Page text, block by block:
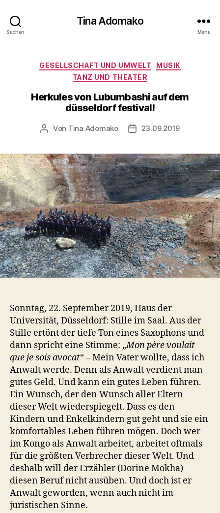
Suchen
Tina Adomako
Menü
Kategorien
GESELLSCHAFT UND UMWELT
MUSIK
TANZ UND THEATER
Herkules von Lubumbashi auf dem
düsseldorf festival!
Beitragsautor
Von Tina Adomako Veröffentlichungsdatum
23.09.2019
Sonntag, 22. September 2019, Haus der
Universität, Düsseldorf: Stille im Saal. Aus der
Stille ertönt der tiefe Ton eines Saxophons und
dann spricht eine Stimme: „Mon père voulait
que je sois avocat“ – Mein Vater wollte, dass ich
Anwalt werde. Denn als Anwalt verdient man
gutes Geld. Und kann ein gutes Leben führen.
Ein Wunsch, der den Wunsch aller Eltern
dieser Welt wiederspiegelt. Dass es den
Kindern und Enkelkindern gut geht und sie ein
komfortables Leben führen mögen. Doch wer
im Kongo als Anwalt arbeitet, arbeitet oftmals
für die größten Verbrecher dieser Welt. Und
deshalb will der Erzähler (Dorine Mokha)
diesen Beruf nicht ausüben. Und doch ist er
Anwalt geworden, wenn auch nicht im
juristischen Sinne.